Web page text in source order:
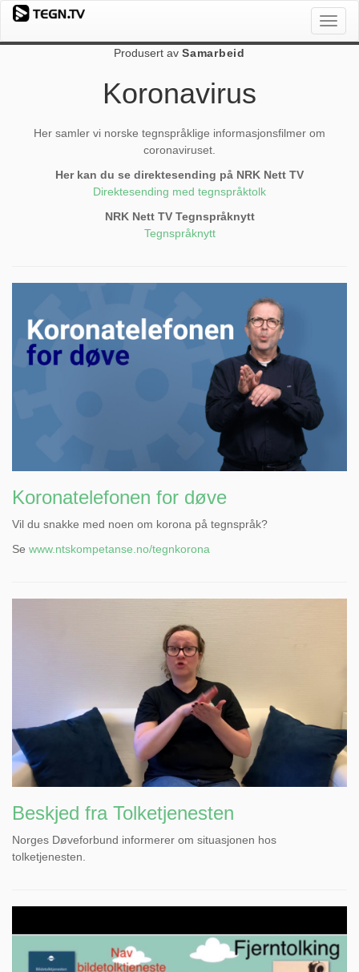
Produsert avSamarbeid
Koronavirus
Her samler vi norske tegnspråklige informasjonsfilmer om
coronaviruset.
Her kan du se direktesending på NRK Nett TV
Direktesending med tegnspråktolk
NRK Nett TV Tegnspråknytt
Tegnspråknytt
Koronatelefonen for døve
Vil du snakke med noen om korona på tegnspråk?
Se www.ntskompetanse.no/tegnkorona
Beskjed fra Tolketjenesten
Norges Døveforbund informerer om situasjonen hos
tolketjenesten.